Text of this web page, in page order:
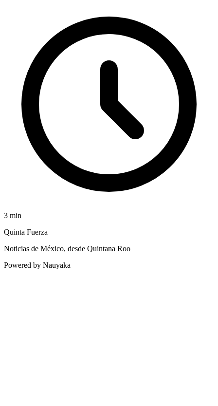
3 min
Quinta Fuerza
Noticias de México, desde Quintana Roo
Powered by Nauyaka